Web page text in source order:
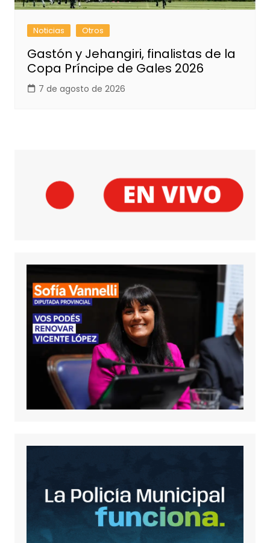
Noticias Otros
Gastón y Jehangiri, finalistas de la
Copa Príncipe de Gales 2026
7 de agosto de 2026